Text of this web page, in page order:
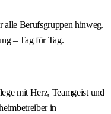
alle Berufsgruppen hinweg.
– Tag für Tag.
mit Herz, Teamgeist und
in